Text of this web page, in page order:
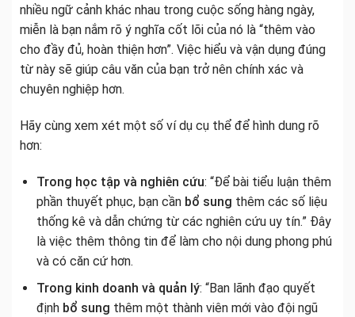
nhiều ngữ cảnh khác nhau trong cuộc sống hàng ngày,
miễn là bạn nắm rõ ý nghĩa cốt lõi của nó là “thêm vào
cho đầy đủ, hoàn thiện hơn”. Việc hiểu và vận dụng đúng
từ này sẽ giúp câu văn của bạn trở nên chính xác và
chuyên nghiệp hơn.
Hãy cùng xem xét một số ví dụ cụ thể để hình dung rõ
hơn:
Trong học tập và nghiên cứu: “Để bài tiểu luận thêm
phần thuyết phục, bạn cần bổ sung thêm các số liệu
thống kê và dẫn chứng từ các nghiên cứu uy tín.” Đây
là việc thêm thông tin để làm cho nội dung phong phú
và có căn cứ hơn.
Trong kinh doanh và quản lý: “Ban lãnh đạo quyết
định bổ sung thêm một thành viên mới vào đội ngũ